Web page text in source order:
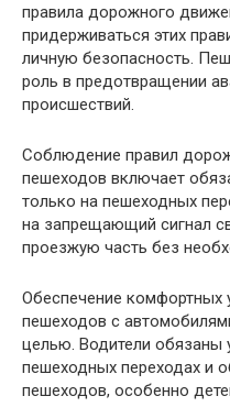
правила дорожного
придерживаться этих
личную безопасность.
роль в предотвращении
происшествий.
Соблюдение правил
пешеходов включает
только на пешеходных
на запрещающий сигнал
проезжую часть без
Обеспечение комфортных
пешеходов с
целью. Водители обязаны
пешеходных переходах и
пешеходов, особенно